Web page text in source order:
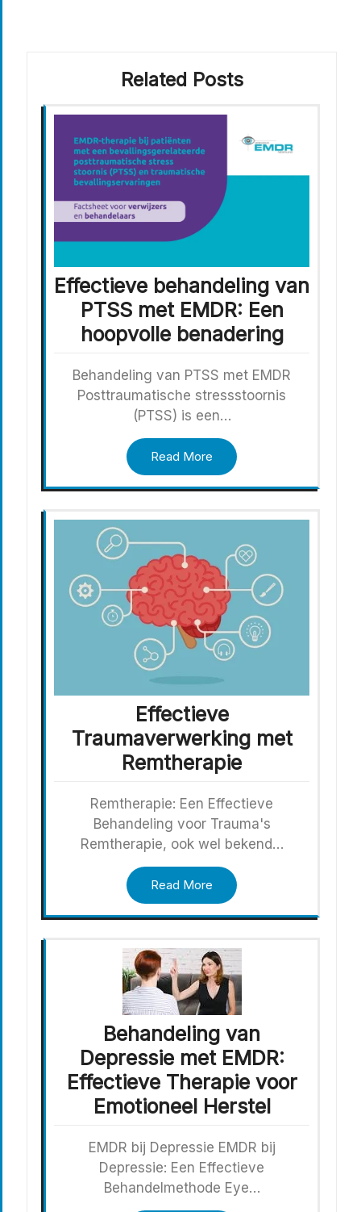
Related Posts
Effectieve behandeling van
PTSS met EMDR: Een
hoopvolle benadering
Behandeling van PTSS met EMDR
Posttraumatische stressstoornis
(PTSS) is een…
Read More
Effectieve
Traumaverwerking met
Remtherapie
Remtherapie: Een Effectieve
Behandeling voor Trauma's
Remtherapie, ook wel bekend…
Read More
Behandeling van
Depressie met EMDR:
Effectieve Therapie voor
Emotioneel Herstel
EMDR bij Depressie EMDR bij
Depressie: Een Effectieve
Behandelmethode Eye…